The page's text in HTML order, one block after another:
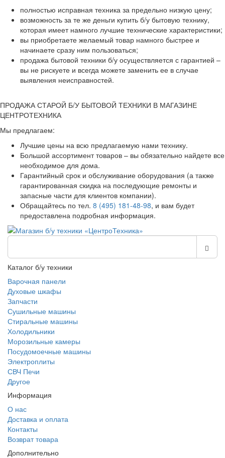
полностью исправная техника за предельно низкую цену;
возможность за те же деньги купить б/у бытовую технику,
которая имеет намного лучшие технические характеристики;
вы приобретаете желаемый товар намного быстрее и
начинаете сразу ним пользоваться;
продажа бытовой техники б/у осуществляется с гарантией –
вы не рискуете и всегда можете заменить ее в случае
выявления неисправностей.
ПРОДАЖА СТАРОЙ Б/У БЫТОВОЙ ТЕХНИКИ В МАГАЗИНЕ
ЦЕНТРОТЕХНИКА
Мы предлагаем:
Лучшие цены на всю предлагаемую нами технику.
Большой ассортимент товаров – вы обязательно найдете все
необходимое для дома.
Гарантийный срок и обслуживание оборудования (а также
гарантированная скидка на последующие ремонты и
запасные части для клиентов компании).
Обращайтесь по тел. 8 (495) 181-48-98, и вам будет
предоставлена подробная информация.
Каталог б/у техники
Варочная панели
Духовые шкафы
Запчасти
Сушильные машины
Стиральные машины
Холодильники
Морозильные камеры
Посудомоечные машины
Электроплиты
СВЧ Печи
Другое
Информация
О нас
Доставка и оплата
Контакты
Возврат товара
Дополнительно